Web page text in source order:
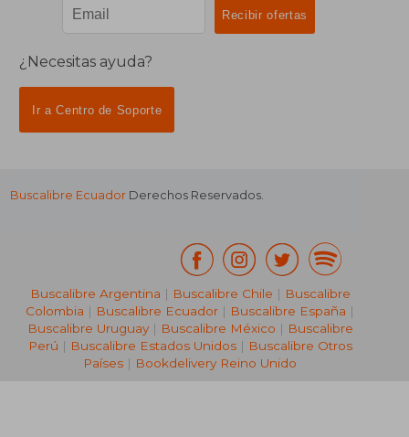
¿Necesitas ayuda?
Ir a Centro de Soporte
Buscalibre Ecuador Derechos Reservados.
Buscalibre Argentina | Buscalibre Chile | Buscalibre
Colombia | Buscalibre Ecuador | Buscalibre España |
Buscalibre Uruguay| Buscalibre México | Buscalibre
Perú | Buscalibre Estados Unidos| Buscalibre Otros
Países | Bookdelivery Reino Unido